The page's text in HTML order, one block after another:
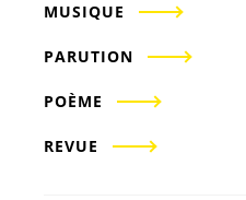
MUSIQUE
PARUTION
POÈME
REVUE